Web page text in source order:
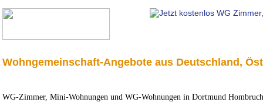
Wohngemeinschaft-Angebote aus Deutschland,
WG-Zimmer, Mini-Wohnungen und WG-Wohnungen in Dortmund